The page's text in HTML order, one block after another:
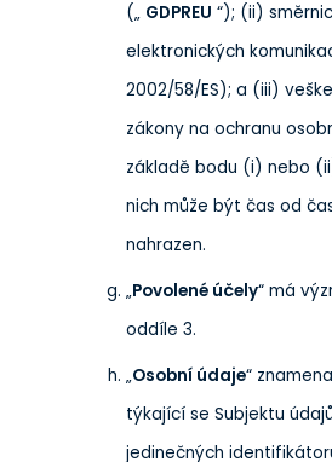
(„ GDPREU “); (ii)
elektronických
2002/58/ES); a (iii)
zákony na ochranu
základě bodu (i) nebo
nich může být čas od
nahrazen.
„Povolené účely“ má
oddíle 3.
„Osobní údaje“
týkající se Subjektu
jedinečných